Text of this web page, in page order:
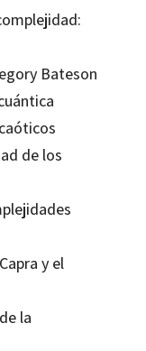
Bateson
de los
y el
la